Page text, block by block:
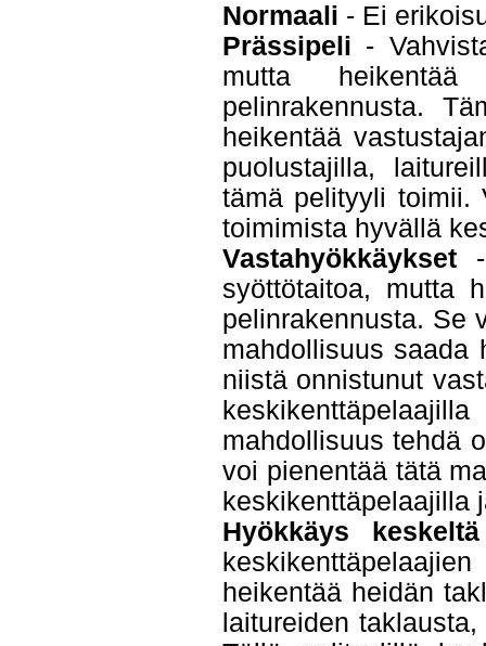
Normaali - Ei
Prässipeli -
mutta
pelinrakennusta.
heikentää
puolustajilla,
tämä pelityyli toimii.
toimimista hyvällä
Vastahyökkäykset
syöttötaitoa, mutta
pelinrakennusta. Se
mahdollisuus saada
niistä onnistunut
mahdollisuus tehdä
voi pienentää tätä
keskikenttäpelaajilla
Hyökkäys keskeltä
heikentää heidän
laitureiden